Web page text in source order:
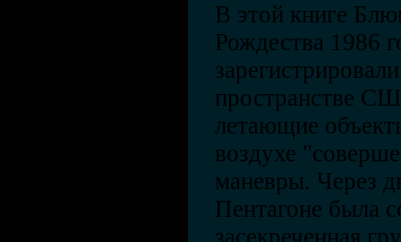
В этой книге
Рождества 1986
пространстве
летающие
воздухе
маневры. Через
Пентагоне была
засекреченная